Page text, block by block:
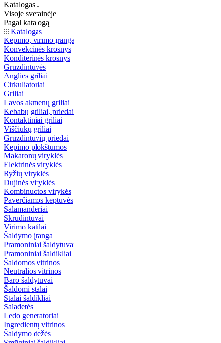
Katalogas
Visoje svetainėje
Pagal katalogą
Katalogas
Kepimo, virimo įranga
Konvekcinės krosnys
Konditerinės krosnys
Gruzdintuvės
Anglies griliai
Cirkuliatoriai
Griliai
Lavos akmenų griliai
Kebabų griliai, priedai
Kontaktiniai griliai
Viščiukų griliai
Gruzdintuvių priedai
Kepimo plokštumos
Makaronų viryklės
Elektrinės viryklės
Ryžių viryklės
Dujinės viryklės
Kombinuotos virykės
Paverčiamos keptuvės
Salamanderiai
Skrudintuvai
Virimo katilai
Šaldymo įranga
Pramoniniai šaldytuvai
Pramoniniai šaldikliai
Šaldomos vitrinos
Neutralios vitrinos
Baro šaldytuvai
Šaldomi stalai
Stalai šaldikliai
Saladetės
Ledo generatoriai
Ingredientų vitrinos
Šaldymo dežės